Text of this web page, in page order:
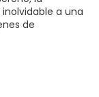
a una
de